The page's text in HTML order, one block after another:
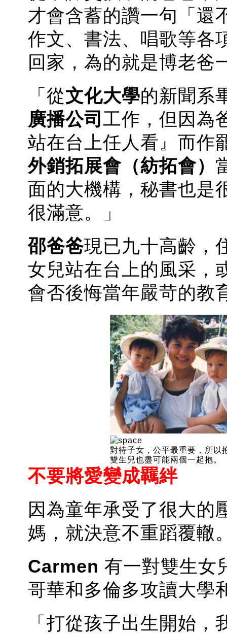
才會含蓄的讚一句「還
作文、書法、唱歌等各
回家，為的就是博老爸
「從文化大學的新聞系
廣播公司 工作，但因為
站在台上任人看』而作
外銷拓展會（紡拓會）
面的大機構，秘書也是
很滿意。」
邵爸爸現已九十高齡，
女兒站在台上的風采，
會否後悔當年嚴苛的教
對待子女，公平最重要，所以
雙生兒也盡可能兩個一起抱。
不要將愛變成羈絆
因為童年承受了很大的
媽，就決意不重蹈覆轍
Carmen 有一對雙生女
哥華和多倫多攻讀大學
「打從孩子出生開始